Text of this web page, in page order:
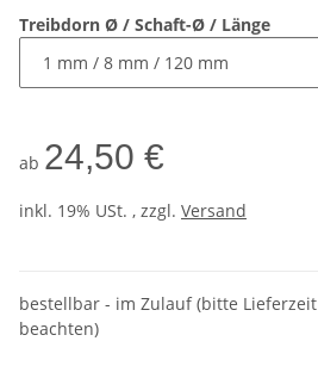
Treibdorn Ø / Schaft-Ø / Länge
ab 24,50 €
inkl. 19% USt. , zzgl. Versand
bestellbar - im Zulauf (bitte Lieferzeit
beachten)